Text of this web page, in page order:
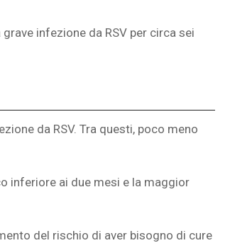
infezione da RSV per circa sei
da RSV. Tra questi, poco meno
inferiore ai due mesi e la maggior
del rischio di aver bisogno di cure